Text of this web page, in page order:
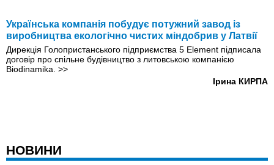
Українська компанія побудує потужний завод iз
виробництва екологічно чистих міндобрив у Латвії
Дирекція Голопристанського підприємства 5 Element підписала
договір про спільне будівництво з литовською компанією
Biodinamika. >>
Ірина КИРПА
НОВИНИ